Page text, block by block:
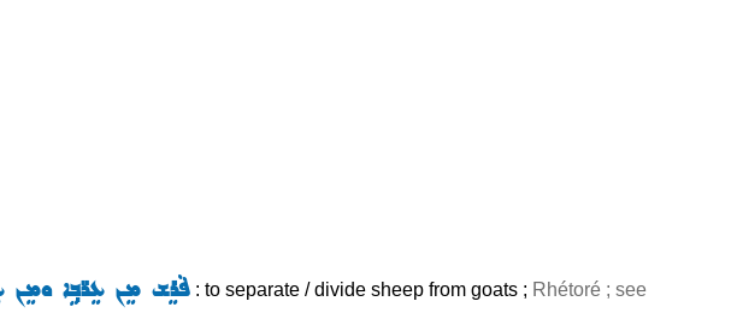
ܦܵܪܸܫ ܡܸܢ ܥܸܪ̈ܒ݂ܹܐ ܘܡܸܢ : to separate / divide sheep from goats ; Rhétoré ; see